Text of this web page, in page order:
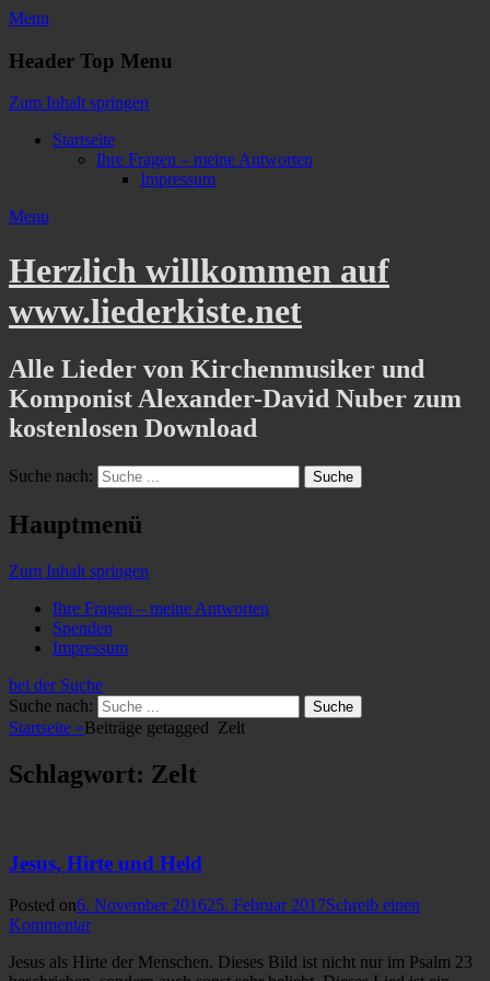
Menu
Header Top Menu
Zum Inhalt springen
Startseite
Ihre Fragen – meine Antworten
Impressum
Menu
Herzlich willkommen auf
www.liederkiste.net
Alle Lieder von Kirchenmusiker und
Komponist Alexander-David Nuber zum
kostenlosen Download
Suche nach:
Hauptmenü
Zum Inhalt springen
Ihre Fragen – meine Antworten
Spenden
Impressum
bei der Suche
Suche nach:
Startseite »Beiträge getagged Zelt
Schlagwort: Zelt
Jesus, Hirte und Held
Posted on6. November 201625. Februar 2017Schreib einen
Kommentar
Jesus als Hirte der Menschen. Dieses Bild ist nicht nur im Psalm 23